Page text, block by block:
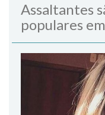
Assaltantes
populares